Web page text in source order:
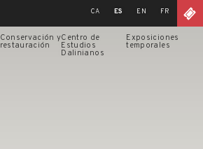
CA ES EN FR
Conservación y
restauración
Centro de
Estudios
Dalinianos
Exposiciones
temporales